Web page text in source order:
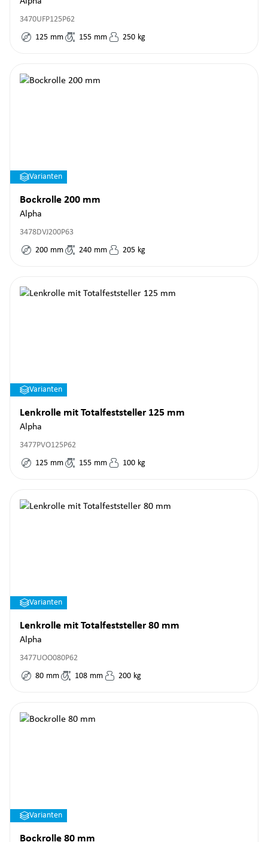
3470UFP125P62
125 mm 155 mm 250 kg
Varianten
Bockrolle 200 mm
Alpha
3478DVJ200P63
200 mm 240 mm 205 kg
Varianten
Lenkrolle mit Totalfeststeller 125 mm
Alpha
3477PVO125P62
125 mm 155 mm 100 kg
Varianten
Lenkrolle mit Totalfeststeller 80 mm
Alpha
3477UOO080P62
80 mm 108 mm 200 kg
Varianten
Bockrolle 80 mm